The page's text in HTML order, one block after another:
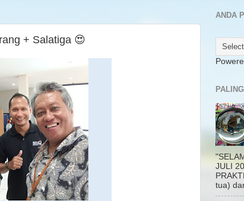
+ Salatiga 😍
ANDA
JULI
tua)